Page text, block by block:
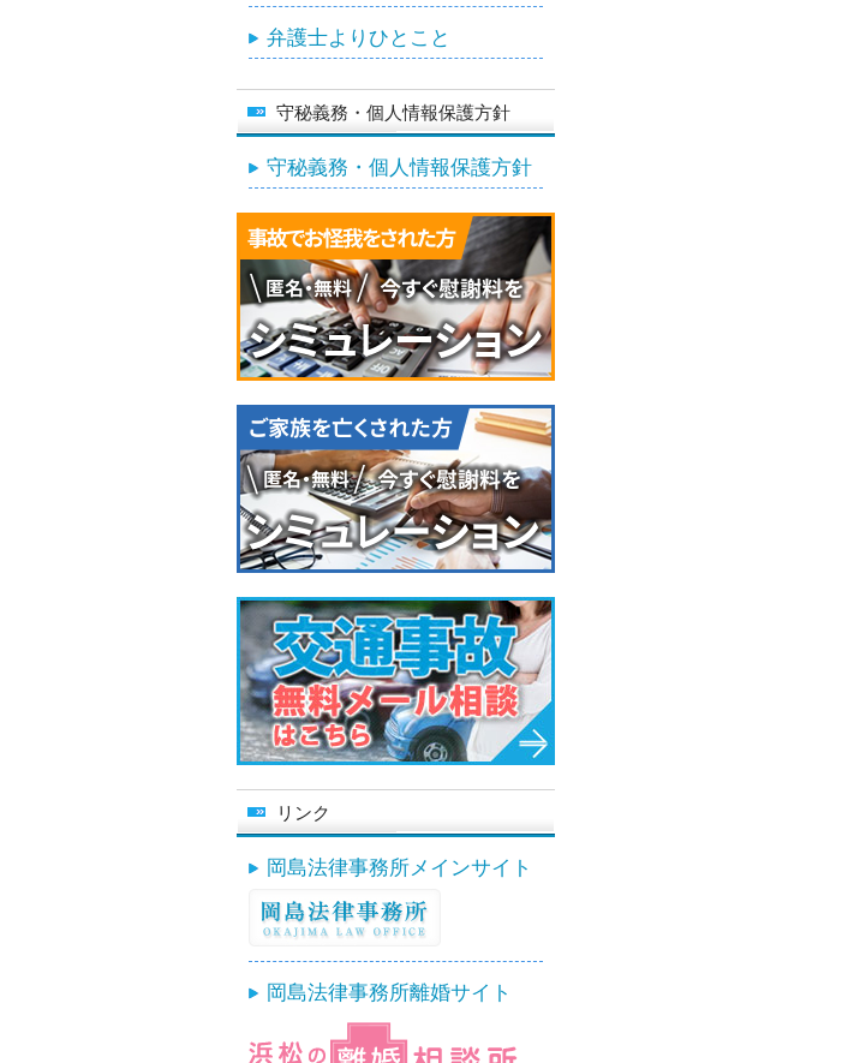
弁護士よりひとこと
守秘義務・個人情報保護方針
守秘義務・個人情報保護方針
リンク
岡島法律事務所メインサイト
岡島法律事務所離婚サイト